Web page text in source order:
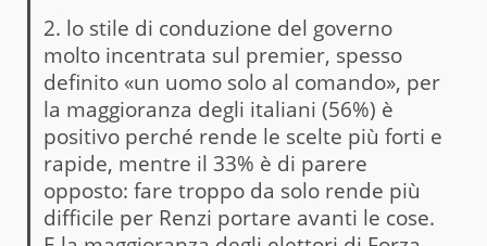
2. lo stile di conduzione del governo
molto incentrata sul premier, spesso
definito «un uomo solo al comando», per
la maggioranza degli italiani (56%) è
positivo perché rende le scelte più forti e
rapide, mentre il 33% è di parere
opposto: fare troppo da solo rende più
difficile per Renzi portare avanti le cose.